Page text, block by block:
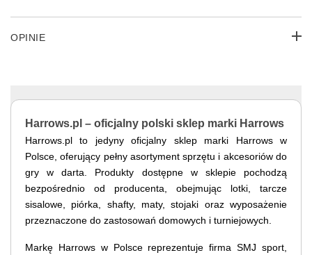
OPINIE
Harrows.pl – oficjalny polski sklep marki Harrows
Harrows.pl to jedyny oficjalny sklep marki Harrows w
Polsce, oferujący pełny asortyment sprzętu i akcesoriów do
gry w darta. Produkty dostępne w sklepie pochodzą
bezpośrednio od producenta, obejmując lotki, tarcze
sisalowe, piórka, shafty, maty, stojaki oraz wyposażenie
przeznaczone do zastosowań domowych i turniejowych.
Markę Harrows w Polsce reprezentuje firma SMJ sport,